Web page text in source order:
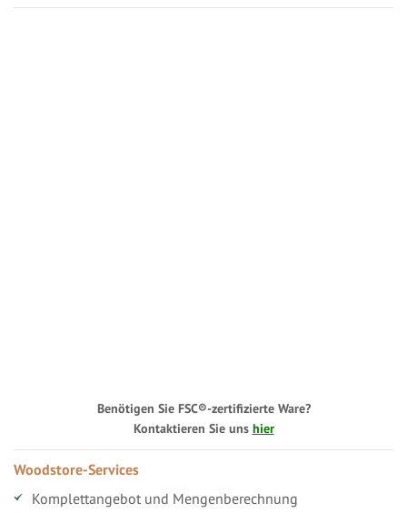
Benötigen Sie FSC®-zertifizierte Ware?
Kontaktieren Sie uns hier
Woodstore-Services
Komplettangebot und Mengenberechnung